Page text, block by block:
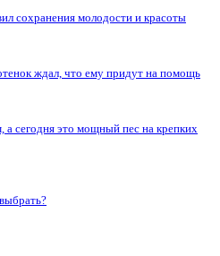
сохранения молодости и красоты
ждал, что ему придут на помощь
сегодня это мощный пес на крепких